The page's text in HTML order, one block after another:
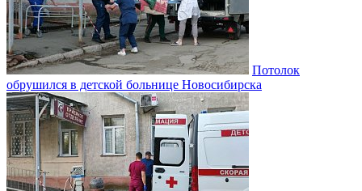
Потолок
обрушился в детской больнице Новосибирска